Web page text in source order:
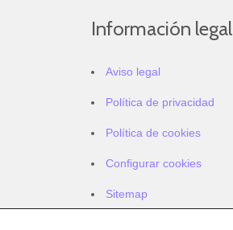
Información legal
Aviso legal
Política de privacidad
Política de cookies
Configurar cookies
Sitemap